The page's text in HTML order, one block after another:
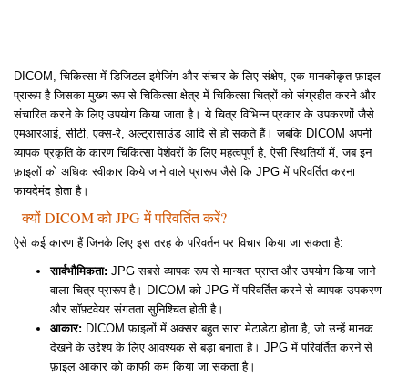
DICOM, चिकित्सा में डिजिटल इमेजिंग और संचार के लिए संक्षेप, एक मानकीकृत फ़ाइल
प्रारूप है जिसका मुख्य रूप से चिकित्सा क्षेत्र में चिकित्सा चित्रों को संग्रहीत करने और
संचारित करने के लिए उपयोग किया जाता है। ये चित्र विभिन्न प्रकार के उपकरणों जैसे
एमआरआई, सीटी, एक्स-रे, अल्ट्रासाउंड आदि से हो सकते हैं। जबकि DICOM अपनी
व्यापक प्रकृति के कारण चिकित्सा पेशेवरों के लिए महत्वपूर्ण है, ऐसी स्थितियों में, जब इन
फ़ाइलों को अधिक स्वीकार किये जाने वाले प्रारूप जैसे कि JPG में परिवर्तित करना
फायदेमंद होता है।
क्यों DICOM को JPG में परिवर्तित करें?
ऐसे कई कारण हैं जिनके लिए इस तरह के परिवर्तन पर विचार किया जा सकता है:
सार्वभौमिकता: JPG सबसे व्यापक रूप से मान्यता प्राप्त और उपयोग किया जाने
वाला चित्र प्रारूप है। DICOM को JPG में परिवर्तित करने से व्यापक उपकरण
और सॉफ़्टवेयर संगतता सुनिश्चित होती है।
आकार: DICOM फ़ाइलों में अक्सर बहुत सारा मेटाडेटा होता है, जो उन्हें मानक
देखने के उद्देश्य के लिए आवश्यक से बड़ा बनाता है। JPG में परिवर्तित करने से
फ़ाइल आकार को काफी कम किया जा सकता है।